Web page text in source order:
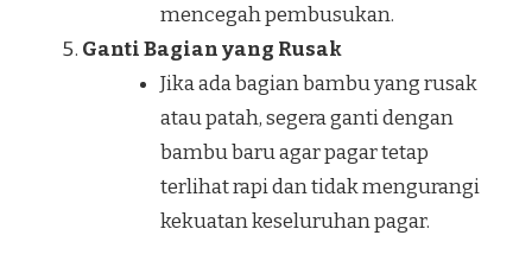
mencegah pembusukan.
Ganti Bagian yang Rusak
Jika ada bagian bambu yang rusak
atau patah, segera ganti dengan
bambu baru agar pagar tetap
terlihat rapi dan tidak mengurangi
kekuatan keseluruhan pagar.